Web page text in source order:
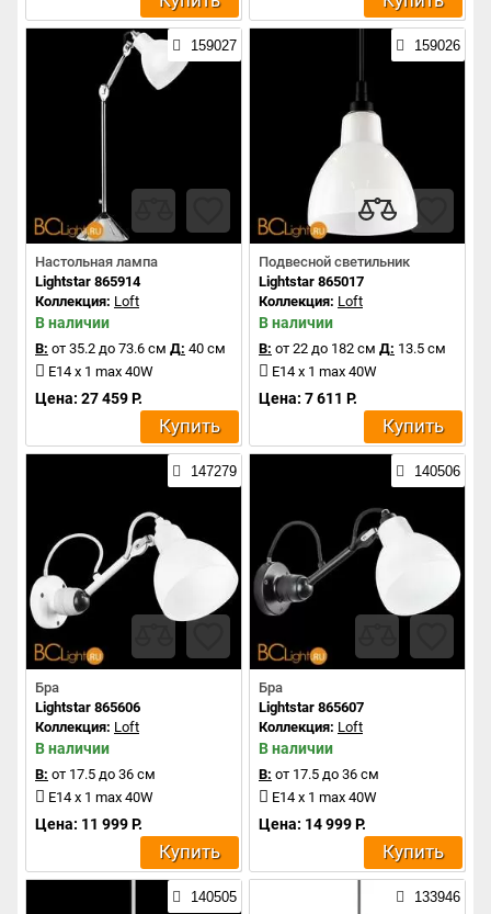
159027
Настольная лампа
Lightstar 865914
Коллекция: Loft
В наличии
В: от 35.2 до 73.6 см Д: 40 см
E14 x 1 max 40W
Цена: 27 459 Р.
Купить
159026
Подвесной светильник
Lightstar 865017
Коллекция: Loft
В наличии
В: от 22 до 182 см Д: 13.5 см
E14 x 1 max 40W
Цена: 7 611 Р.
Купить
147279
Бра
Lightstar 865606
Коллекция: Loft
В наличии
В: от 17.5 до 36 см
E14 x 1 max 40W
Цена: 11 999 Р.
Купить
140506
Бра
Lightstar 865607
Коллекция: Loft
В наличии
В: от 17.5 до 36 см
E14 x 1 max 40W
Цена: 14 999 Р.
Купить
140505 133946